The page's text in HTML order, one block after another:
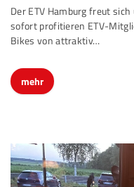
Der ETV Hamburg freut
sofort profitieren ETV-
Bikes von attraktiv…
mehr